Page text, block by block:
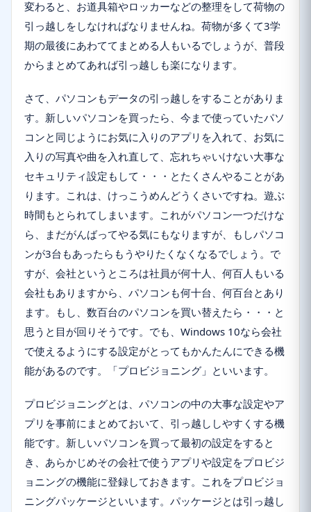
変わると、お道具箱やロッカーなどの整理をして荷物の
引っ越しをしなければなりませんね。荷物が多くて3学
期の最後にあわててまとめる人もいるでしょうが、普段
からまとめてあれば引っ越しも楽になります。
さて、パソコンもデータの引っ越しをすることがありま
す。新しいパソコンを買ったら、今まで使っていたパソ
コンと同じようにお気に入りのアプリを入れて、お気に
入りの写真や曲を入れ直して、忘れちゃいけない大事な
セキュリティ設定もして・・・とたくさんやることがあ
ります。これは、けっこうめんどうくさいですね。遊ぶ
時間もとられてしまいます。これがパソコン一つだけな
ら、まだがんばってやる気にもなりますが、もしパソコ
ンが3台もあったらもうやりたくなくなるでしょう。で
すが、会社というところは社員が何十人、何百人もいる
会社もありますから、パソコンも何十台、何百台とあり
ます。もし、数百台のパソコンを買い替えたら・・・と
思うと目が回りそうです。でも、Windows 10なら会社
で使えるようにする設定がとってもかんたんにできる機
能があるのです。「プロビジョニング」といいます。
プロビジョニングとは、パソコンの中の大事な設定やア
プリを事前にまとめておいて、引っ越ししやすくする機
能です。新しいパソコンを買って最初の設定をすると
き、あらかじめその会社で使うアプリや設定をプロビジ
ョニングの機能に登録しておきます。これをプロビジョ
ニングパッケージといいます。パッケージとは引っ越し